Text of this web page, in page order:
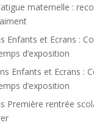
maternelle :
Enfants et Ecrans :
d’exposition
Enfants et Ecrans :
d’exposition
Première rentrée